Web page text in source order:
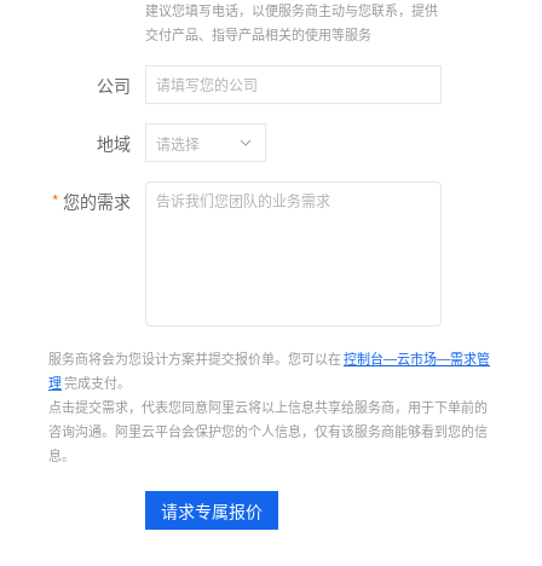
建议您填写电话，以便服务商主动与您联系，提供
交付产品、指导产品相关的使用等服务
公司
地域
您的需求
服务商将会为您设计方案并提交报价单。您可以在控制台—云市场—需求管
理完成支付。
点击提交需求，代表您同意阿里云将以上信息共享给服务商，用于下单前的
咨询沟通。阿里云平台会保护您的个人信息，仅有该服务商能够看到您的信
息。
请求专属报价